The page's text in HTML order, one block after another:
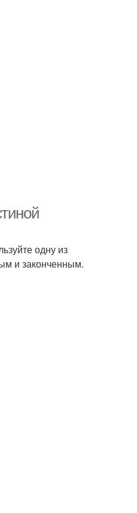
одну из
и законченным.